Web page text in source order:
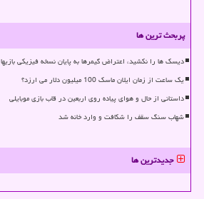
پربحث ترین ها
دیسک ها را نکشید، اعتراض گیمرها به پایان نسخه فیزیکی بازیها
یک ساعت از زمان ایلان ماسک 100 میلیون دلار می ارزد؟
داستانی از حال و هوای پیاده روی اربعین در قاب بازی موبایلی
شهاب سنگ سقف را شکافت و وارد خانه شد
جدیدترین ها